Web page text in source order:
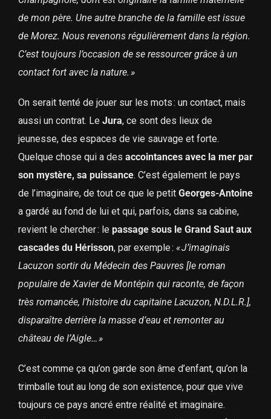
de mon père. Une autre branche de la famille est issue
de Morez. Nous revenons régulièrement dans la région.
C’est toujours l’occasion de se ressourcer grâce à un
contact fort avec la nature. »
On serait tenté de jouer sur les mots : un contact, mais
aussi un contrat. Le Jura, ce sont des lieux de
jeunesse, des espaces de vie sauvage et forte.
Quelque chose qui a des accointances avec la mer par
son mystère, sa puissance. C’est également le pays
de l’imaginaire, de tout ce que le petit Georges-Antoine
a gardé au fond de lui et qui, parfois, dans sa cabine,
revient le chercher : le passage sous le Grand Saut aux
cascades du Hérisson, par exemple : « J’imaginais
Lacuzon sortir du Médecin des Pauvres [le roman
populaire de Xavier de Montépin qui raconte, de façon
très romancée, l’histoire du capitaine Lacuzon, N.D.L.R.],
disparaître derrière la masse d’eau et remonter au
château de l’Aigle… »
C’est comme ça qu’on garde son âme d’enfant, qu’on la
trimballe tout au long de son existence, pour que vive
toujours ce pays ancré entre réalité et imaginaire.